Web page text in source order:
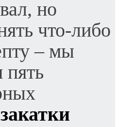
но
что-либо
– мы
пять